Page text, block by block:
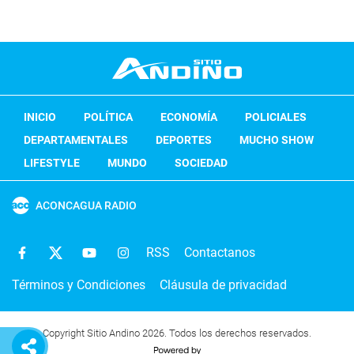
INICIO POLÍTICA ECONOMÍA
POLICIALES
DEPARTAMENTALES
DEPORTES
MUCHO SHOW
LIFESTYLE
MUNDO SOCIEDAD
ACONCAGUA RADIO
RSS Contactanos
Términos y Condiciones Cláusula de privacidad
Copyright Sitio Andino 2026. Todos los derechos reservados.